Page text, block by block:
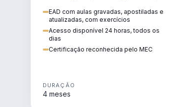
decisões orientadas por dados.
EAD com aulas gravadas, apostiladas e
atualizadas, com exercícios
Acesso disponível 24 horas, todos os
dias
Certificação reconhecida pelo MEC
DURAÇÃO
4 meses